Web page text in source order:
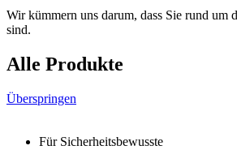
Wir kümmern uns darum, dass Sie rund um
sind.
Alle Produkte
Überspringen
Für Sicherheitsbewusste